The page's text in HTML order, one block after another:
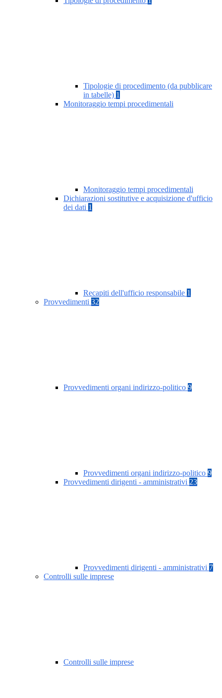
Tipologie di procedimento (da pubblicare
in tabelle) 1
Monitoraggio tempi procedimentali
Monitoraggio tempi procedimentali
Dichiarazioni sostitutive e acquisizione d'ufficio
dei dati 1
Recapiti dell'ufficio responsabile 1
Provvedimenti 32
Provvedimenti organi indirizzo-politico 9
Provvedimenti organi indirizzo-politico 9
Provvedimenti dirigenti - amministrativi 23
Provvedimenti dirigenti - amministrativi 7
Controlli sulle imprese
Controlli sulle imprese